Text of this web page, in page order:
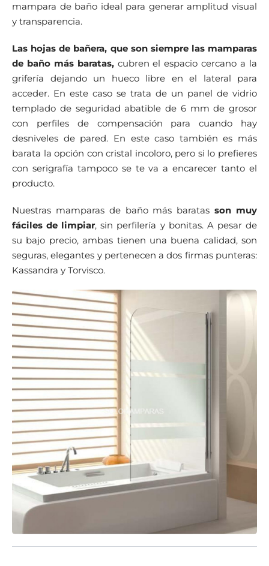
mampara de baño ideal para generar amplitud visual
y transparencia.
Las hojas de bañera, que son siempre las mamparas
de baño más baratas,cubren el espacio cercano a la
grifería dejando un hueco libre en el lateral para
acceder. En este caso se trata de un panel de vidrio
templado de seguridad abatible de 6 mm de grosor
con perfiles de compensación para cuando hay
desniveles de pared. En este caso también es más
barata la opción con cristal incoloro, pero si lo prefieres
con serigrafía tampoco se te va a encarecer tanto el
producto.
Nuestras mamparas de baño más baratasson muy
fáciles de limpiar, sin perfilería y bonitas. A pesar de
su bajo precio, ambas tienen una buena calidad, son
seguras, elegantes y pertenecen a dos firmas punteras:
Kassandra y Torvisco.